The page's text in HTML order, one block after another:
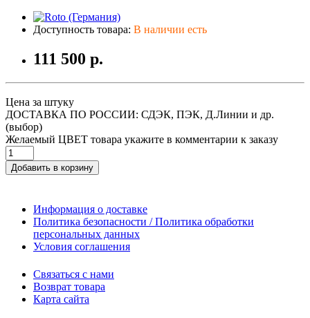
Доступность товара: В наличии есть
111 500 р.
Цена за штуку
ДОСТАВКА ПО РОССИИ: СДЭК, ПЭК, Д.Линии и др.
(выбор)
Желаемый ЦВЕТ товара укажите в комментарии к заказу
Добавить в корзину
Информация о доставке
Политика безопасности / Политика обработки
персональных данных
Условия соглашения
Связаться с нами
Возврат товара
Карта сайта